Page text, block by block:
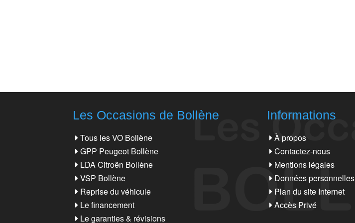
Les Occasions de Bollène
Tous les VO Bollène
GPP Peugeot Bollène
LDA Citroën Bollène
VSP Bollène
Reprise du véhicule
Le financement
Le garanties & révisions
Informations
À propos
Contactez-nous
Mentions légales
Données personnelles
Plan du site Internet
Accès Privé